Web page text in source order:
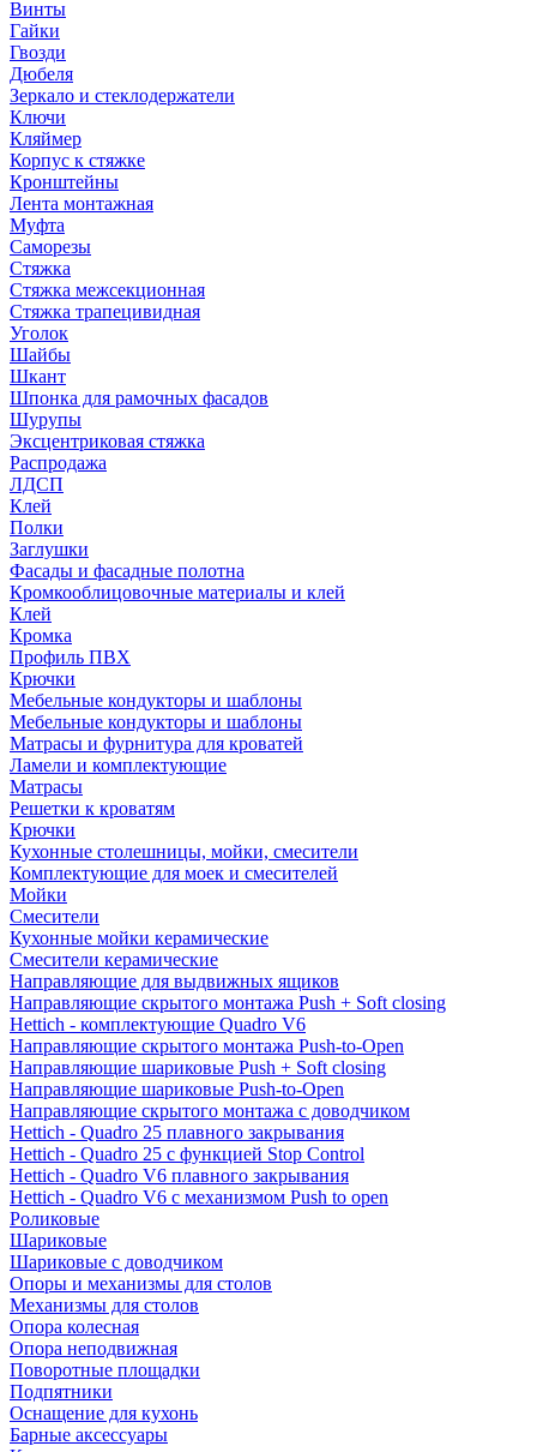
Винты
Гайки
Гвозди
Дюбеля
Зеркало и стеклодержатели
Ключи
Кляймер
Корпус к стяжке
Кронштейны
Лента монтажная
Муфта
Саморезы
Стяжка
Стяжка межсекционная
Стяжка трапецивидная
Уголок
Шайбы
Шкант
Шпонка для рамочных фасадов
Шурупы
Эксцентриковая стяжка
Распродажа
ЛДСП
Клей
Полки
Заглушки
Фасады и фасадные полотна
Кромкооблицовочные материалы и клей
Клей
Кромка
Профиль ПВХ
Крючки
Мебельные кондукторы и шаблоны
Мебельные кондукторы и шаблоны
Матрасы и фурнитура для кроватей
Ламели и комплектующие
Матрасы
Решетки к кроватям
Крючки
Кухонные столешницы, мойки, смесители
Комплектующие для моек и смесителей
Мойки
Смесители
Кухонные мойки керамические
Смесители керамические
Направляющие для выдвижных ящиков
Направляющие скрытого монтажа Push + Soft closing
Hettich - комплектующие Quadro V6
Направляющие скрытого монтажа Push-to-Open
Направляющие шариковые Push + Soft closing
Направляющие шариковые Push-to-Open
Направляющие скрытого монтажа с доводчиком
Hettich - Quadro 25 плавного закрывания
Hettich - Quadro 25 с функцией Stop Control
Hettich - Quadro V6 плавного закрывания
Hettich - Quadro V6 с механизмом Push to open
Роликовые
Шариковые
Шариковые с доводчиком
Опоры и механизмы для столов
Механизмы для столов
Опора колесная
Опора неподвижная
Поворотные площадки
Подпятники
Оснащение для кухонь
Барные аксессуары